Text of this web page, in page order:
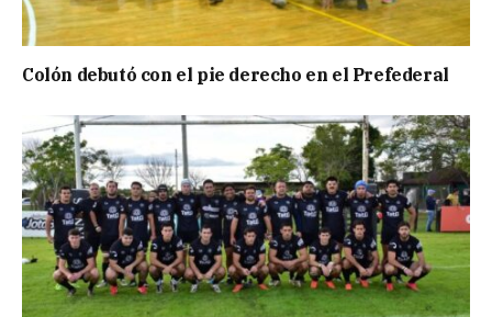
Colón debutó con el pie derecho en el Prefederal